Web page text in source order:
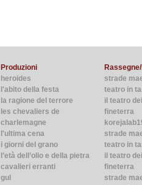
Produzioni
heroides
l'abito della festa
la ragione del terrore
les chevaliers de
charlemagne
l'ultima cena
i giorni del grano
l’età dell’olio e della pietra
cavalieri erranti
gul
strade
teatro in
il teatro
fineterra
strade
teatro in
il teatro
fineterra
strade